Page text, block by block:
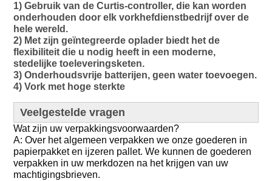
1) Gebruik van de Curtis-controller, die kan worden
onderhouden door elk vorkhefdienstbedrijf over de
hele wereld.
2) Met zijn geïntegreerde oplader biedt het de
flexibiliteit die u nodig heeft in een moderne,
stedelijke toeleveringsketen.
3) Onderhoudsvrije batterijen, geen water toevoegen.
4) Vork met hoge sterkte
Veelgestelde vragen
Wat zijn uw verpakkingsvoorwaarden?
A: Over het algemeen verpakken we onze goederen in
papierpakket en ijzeren pallet. We kunnen de goederen
verpakken in uw merkdozen na het krijgen van uw
machtigingsbrieven.